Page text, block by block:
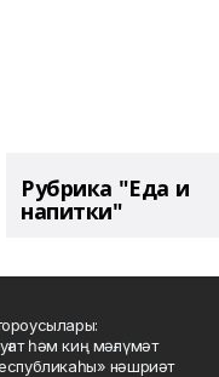
Рубрика "Еда и
напитки"
һәм киң мәғлүмәт
нәшриәт